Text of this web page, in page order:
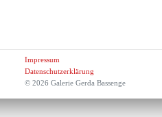
Impressum
Datenschutzerklärung
© 2026 Galerie Gerda Bassenge